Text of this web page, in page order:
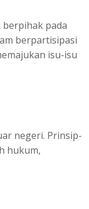
pada
berpartisipasi
isu-isu
negeri. Prinsip-
hukum,